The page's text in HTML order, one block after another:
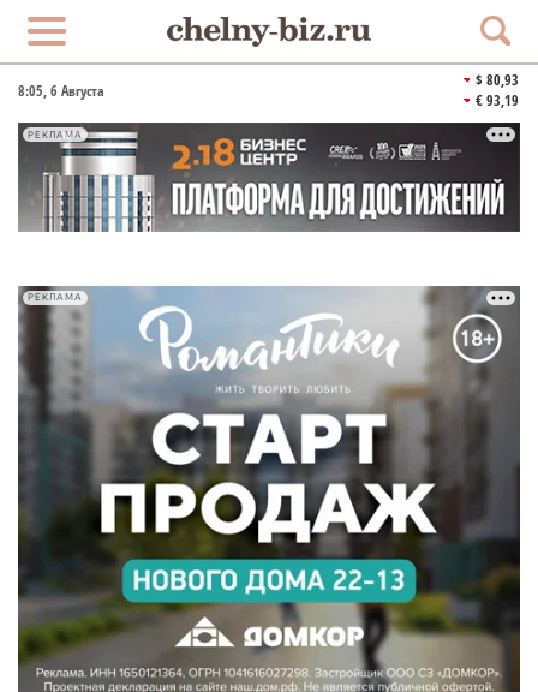
8:05, 6 Августа
$ 80,93
€ 93,19
РЕКЛАМА
РЕКЛАМА